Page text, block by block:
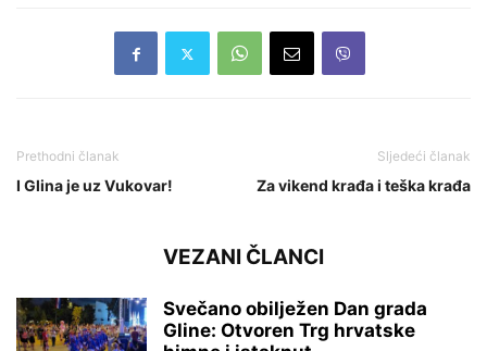
Prethodni članak
I Glina je uz Vukovar!
Sljedeći članak
Za vikend krađa i teška krađa
VEZANI ČLANCI
Svečano obilježen Dan grada
Gline: Otvoren Trg hrvatske